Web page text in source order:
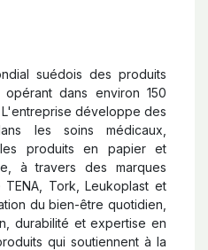
suédois des produits
dans environ 150
développe des
les soins médicaux,
produits en papier et
à travers des marques
Tork, Leukoplast et
du bien-être quotidien,
durabilité et expertise en
qui soutiennent à la